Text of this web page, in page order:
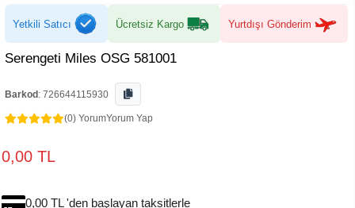
Yetkili Satıcı Ücretsiz Kargo Yurtdışı Gönderim
Serengeti Miles OSG 581001
Barkod : 726644115930
(0) YorumYorum Yap
0,00 TL
0,00 TL 'den başlayan taksitlerle